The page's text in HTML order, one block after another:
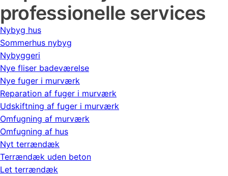
professionelle services
Nybyg hus
Sommerhus nybyg
Nybyggeri
Nye fliser badeværelse
Nye fuger i murværk
Reparation af fuger i murværk
Udskiftning af fuger i murværk
Omfugning af murværk
Omfugning af hus
Nyt terrændæk
Terrændæk uden beton
Let terrændæk